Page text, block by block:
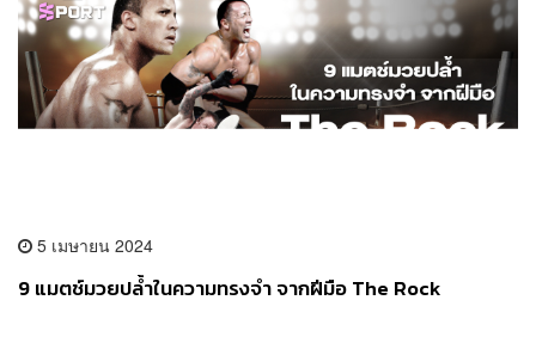
5 เมษายน 2024
9 แมตช์มวยปล้ำในความทรงจำ จากฝีมือ The Rock